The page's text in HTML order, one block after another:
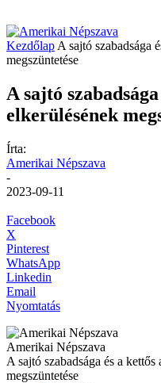
Kezdőlap A sajtó szabadsága
megszüntetése
A sajtó
elkerülésének
Írta:
Amerikai Népszava
-
2023-09-11
Facebook
X
Pinterest
WhatsApp
Linkedin
Email
Nyomtatás
Amerikai Népszava
A sajtó szabadsága és a
megszüntetése